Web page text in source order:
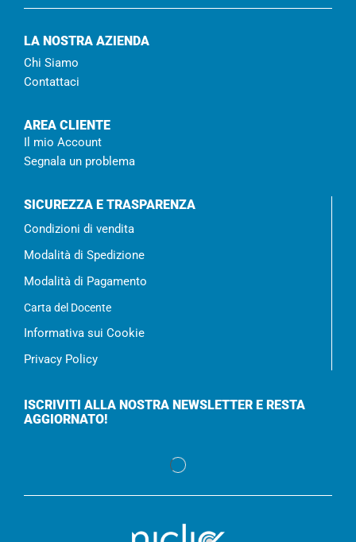
LA NOSTRA AZIENDA
Chi Siamo
Contattaci
AREA CLIENTE
Il mio Account
Segnala un problema
SICUREZZA E TRASPARENZA
Condizioni di vendita
Modalità di Spedizione
Modalità di Pagamento
Carta del Docente
Informativa sui Cookie
Privacy Policy
ISCRIVITI ALLA NOSTRA NEWSLETTER E RESTA
AGGIORNATO!